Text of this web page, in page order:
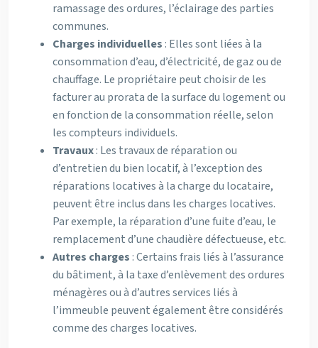
ramassage des ordures, l’éclairage des parties
communes.
Charges individuelles : Elles sont liées à la
consommation d’eau, d’électricité, de gaz ou de
chauffage. Le propriétaire peut choisir de les
facturer au prorata de la surface du logement ou
en fonction de la consommation réelle, selon
les compteurs individuels.
Travaux: Les travaux de réparation ou
d’entretien du bien locatif, à l’exception des
réparations locatives à la charge du locataire,
peuvent être inclus dans les charges locatives.
Par exemple, la réparation d’une fuite d’eau, le
remplacement d’une chaudière défectueuse, etc.
Autres charges : Certains frais liés à l’assurance
du bâtiment, à la taxe d’enlèvement des ordures
ménagères ou à d’autres services liés à
l’immeuble peuvent également être considérés
comme des charges locatives.